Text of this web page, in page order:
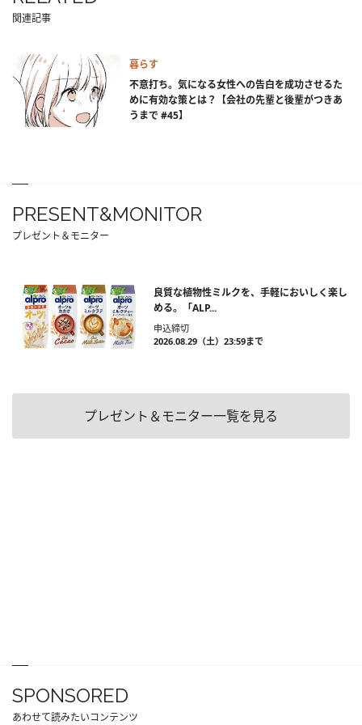
関連記事
暮らす
不意打ち。気になる女性への告白を成功させるた
めに有効な策とは？【会社の先輩と後輩がつきあ
うまで #45】
PRESENT&MONITOR
プレゼント＆モニター
良質な植物性ミルクを、手軽においしく楽し
める。「ALP...
申込締切
2026.08.29（土）23:59まで
プレゼント＆モニター一覧を見る
SPONSORED
あわせて読みたいコンテンツ